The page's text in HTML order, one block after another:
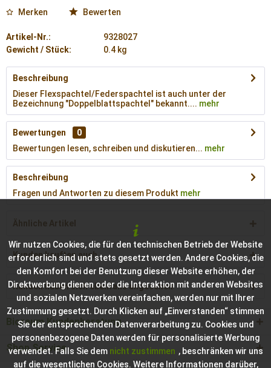
Merken Bewerten
Artikel-Nr.:
9328027
Gewicht / Stück:
0.4 kg
Beschreibung
Dieser Flexspachtel/Federspachtel ist auch unter der
Bezeichnung "Doppelblattspachtel" bekannt.... mehr
Bewertungen
0
Bewertungen lesen, schreiben und diskutieren... mehr
Beschreibung
Fragen und Antworten zu diesem Produkt mehr
Ähnliche Artikel
Kunden kauften auch
Kunden haben sich ebenfalls angesehen
Bioraum Kundenberatung
Shop Service
Wir nutzen Cookies, die für den technischen Betrieb der Website
erforderlich sind und stets gesetzt werden. Andere Cookies, die
den Komfort bei der Benutzung dieser Website erhöhen, der
Direktwerbung dienen oder die Interaktion mit anderen Websites
und sozialen Netzwerken vereinfachen, werden nur mit Ihrer
Zustimmung gesetzt. Durch Klicken auf „Einverstanden“ stimmen
Sie der entsprechenden Datenverarbeitung zu. Cookies und
personenbezogene Daten werden für personalisierte Werbung
verwendet. Falls Sie dem nicht zustimmen , beschränken wir uns
auf die wesentlichen Cookies. Weitere Informationen darüber,